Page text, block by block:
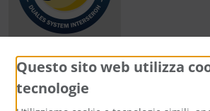
Metodi di pagamento
Questo sito web utilizza
tecnologie